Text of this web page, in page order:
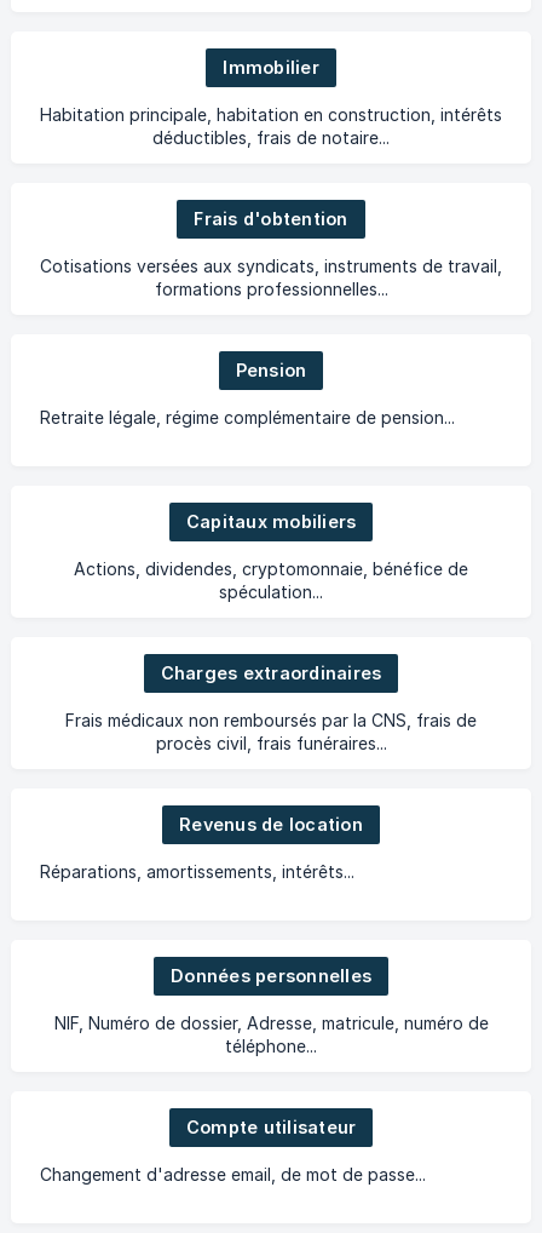
Immobilier
Habitation principale, habitation en construction, intérêts
déductibles, frais de notaire...
Frais d'obtention
Cotisations versées aux syndicats, instruments de travail,
formations professionnelles...
Pension
Retraite légale, régime complémentaire de pension...
Capitaux mobiliers
Actions, dividendes, cryptomonnaie, bénéfice de
spéculation...
Charges extraordinaires
Frais médicaux non remboursés par la CNS, frais de
procès civil, frais funéraires...
Revenus de location
Réparations, amortissements, intérêts...
Données personnelles
NIF, Numéro de dossier, Adresse, matricule, numéro de
téléphone...
Compte utilisateur
Changement d'adresse email, de mot de passe...